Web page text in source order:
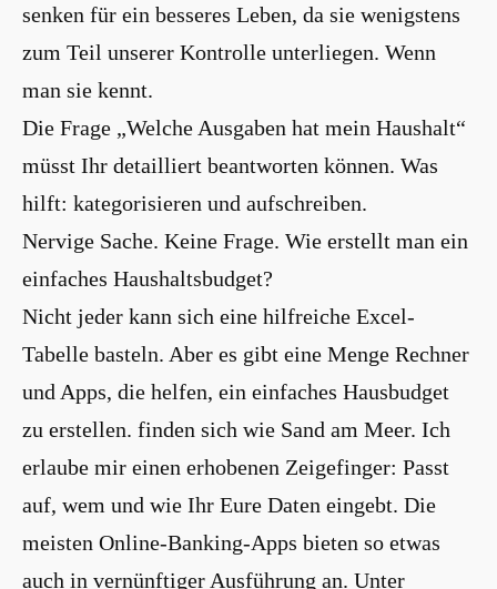
senken für ein besseres Leben, da sie wenigstens
zum Teil unserer Kontrolle unterliegen. Wenn
man sie kennt.
Die Frage „Welche Ausgaben hat mein Haushalt“
müsst Ihr detailliert beantworten können. Was
hilft: kategorisieren und aufschreiben.
Nervige Sache. Keine Frage. Wie erstellt man ein
einfaches Haushaltsbudget?
Nicht jeder kann sich eine hilfreiche Excel-
Tabelle basteln. Aber es gibt eine Menge Rechner
und Apps, die helfen, ein einfaches Hausbudget
zu erstellen. finden sich wie Sand am Meer. Ich
erlaube mir einen erhobenen Zeigefinger: Passt
auf, wem und wie Ihr Eure Daten eingebt. Die
meisten Online-Banking-Apps bieten so etwas
auch in vernünftiger Ausführung an. Unter